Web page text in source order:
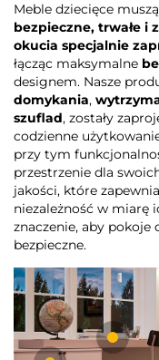
Meble dziecięce
bezpieczne, trwałe i
okucia specjalnie
łącząc maksymalne
designem. Nasze
domykania,
szuflad, zostały
codzienne
przy tym
przestrzenie dla
jakości, które
niezależność w miarę
znaczenie, aby pokoje
bezpieczne.